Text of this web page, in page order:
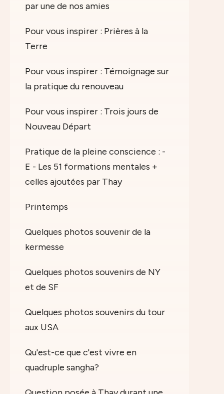
par une de nos amies
Pour vous inspirer : Prières à la
Terre
Pour vous inspirer : Témoignage sur
la pratique du renouveau
Pour vous inspirer : Trois jours de
Nouveau Départ
Pratique de la pleine conscience : -
E - Les 51 formations mentales +
celles ajoutées par Thay
Printemps
Quelques photos souvenir de la
kermesse
Quelques photos souvenirs de NY
et de SF
Quelques photos souvenirs du tour
aux USA
Qu'est-ce que c'est vivre en
quadruple sangha?